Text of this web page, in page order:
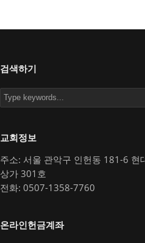
검색하기
교회정보
주소: 서울 관악구 인헌동 181-6 현
상가 301호
전화: 0507-1358-7760
온라인헌금계좌